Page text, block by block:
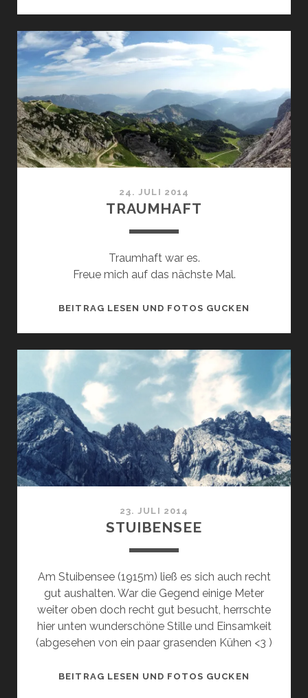
ESSEN
24. JULI 2014
TRAUMHAFT
Traumhaft war es.
Freue mich auf das nächste Mal.
BEITRAG LESEN UND FOTOS GUCKEN
23. JULI 2014
STUIBENSEE
Am Stuibensee (1915m) ließ es sich auch recht
gut aushalten. War die Gegend einige Meter
weiter oben doch recht gut besucht, herrschte
hier unten wunderschöne Stille und Einsamkeit
(abgesehen von ein paar grasenden Kühen <3 )
BEITRAG LESEN UND FOTOS GUCKEN